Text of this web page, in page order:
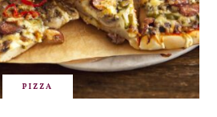
PIZZA